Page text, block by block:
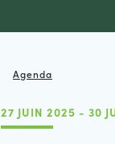
Agenda
27 JUIN 2025 - 30